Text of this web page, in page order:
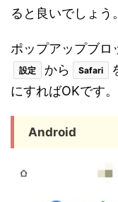
ると良いでしょう。
ポップアップブロ
設定 から Safari
にすればOKです。
Android